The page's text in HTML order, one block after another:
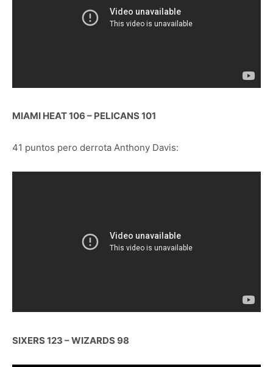
MIAMI HEAT 106 – PELICANS 101
41 puntos pero derrota Anthony Davis:
SIXERS 123 – WIZARDS 98